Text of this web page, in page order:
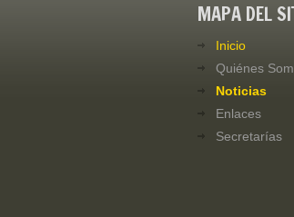
MAPA DEL
Inicio
Quiénes
Noticias
Enlaces
Secretarías